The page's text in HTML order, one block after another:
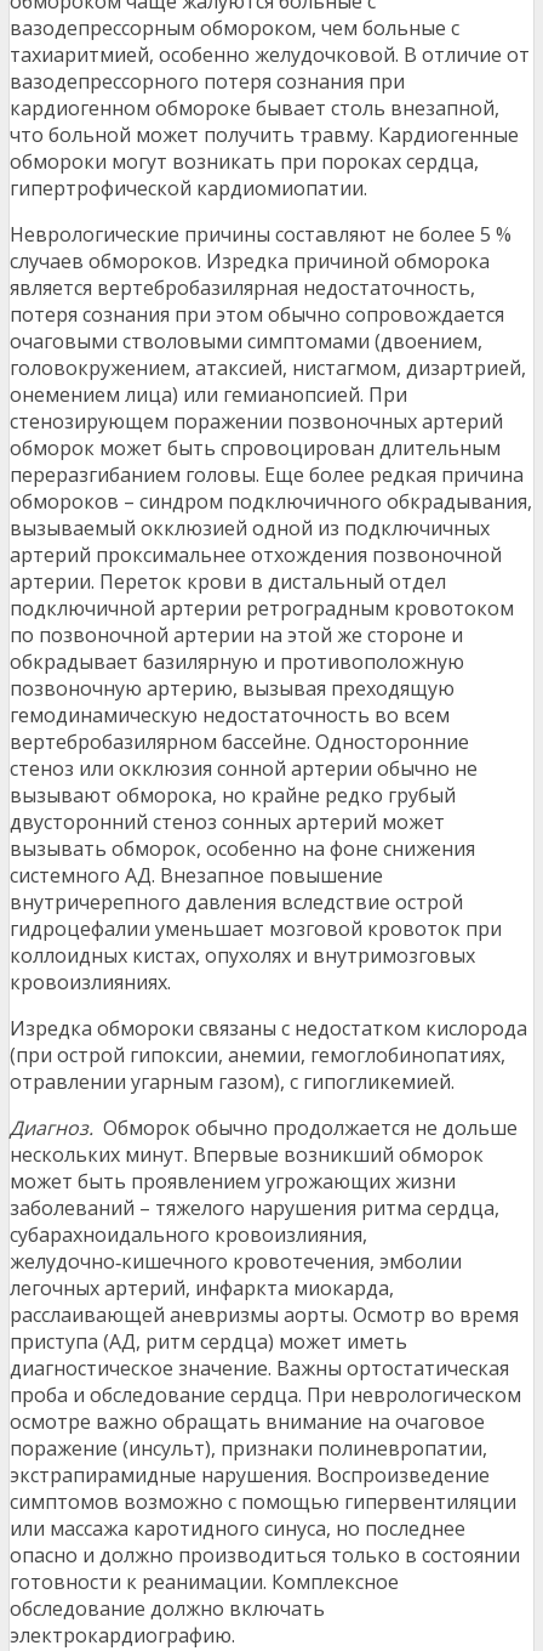
вазодепрессорным обмороком, чем больные с
тахиаритмией, особенно желудочковой. В отличие от
вазодепрессорного потеря сознания при
кардиогенном обмороке бывает столь внезапной,
что больной может получить травму. Кардиогенные
обмороки могут возникать при пороках сердца,
гипертрофической кардиомиопатии.
Неврологические причины составляют не более 5 %
случаев обмороков. Изредка причиной обморока
является вертебробазилярная недостаточность,
потеря сознания при этом обычно сопровождается
очаговыми стволовыми симптомами (двоением,
головокружением, атаксией, нистагмом, дизартрией,
онемением лица) или гемианопсией. При
стенозирующем поражении позвоночных артерий
обморок может быть спровоцирован длительным
переразгибанием головы. Еще более редкая причина
обмороков – синдром подключичного обкрадывания,
вызываемый окклюзией одной из подключичных
артерий проксимальнее отхождения позвоночной
артерии. Переток крови в дистальный отдел
подключичной артерии ретроградным кровотоком
по позвоночной артерии на этой же стороне и
обкрадывает базилярную и противоположную
позвоночную артерию, вызывая преходящую
гемодинамическую недостаточность во всем
вертебробазилярном бассейне. Односторонние
стеноз или окклюзия сонной артерии обычно не
вызывают обморока, но крайне редко грубый
двусторонний стеноз сонных артерий может
вызывать обморок, особенно на фоне снижения
системного АД. Внезапное повышение
внутричерепного давления вследствие острой
гидроцефалии уменьшает мозговой кровоток при
коллоидных кистах, опухолях и внутримозговых
кровоизлияниях.
Изредка обмороки связаны с недостатком кислорода
(при острой гипоксии, анемии, гемоглобинопатиях,
отравлении угарным газом), с гипогликемией.
Диагноз. Обморок обычно продолжается не дольше
нескольких минут. Впервые возникший обморок
может быть проявлением угрожающих жизни
заболеваний – тяжелого нарушения ритма сердца,
субарахноидального кровоизлияния,
желудочно‑кишечного кровотечения, эмболии
легочных артерий, инфаркта миокарда,
расслаивающей аневризмы аорты. Осмотр во время
приступа (АД, ритм сердца) может иметь
диагностическое значение. Важны ортостатическая
проба и обследование сердца. При неврологическом
осмотре важно обращать внимание на очаговое
поражение (инсульт), признаки полиневропатии,
экстрапирамидные нарушения. Воспроизведение
симптомов возможно с помощью гипервентиляции
или массажа каротидного синуса, но последнее
опасно и должно производиться только в состоянии
готовности к реанимации. Комплексное
обследование должно включать
электрокардиографию.